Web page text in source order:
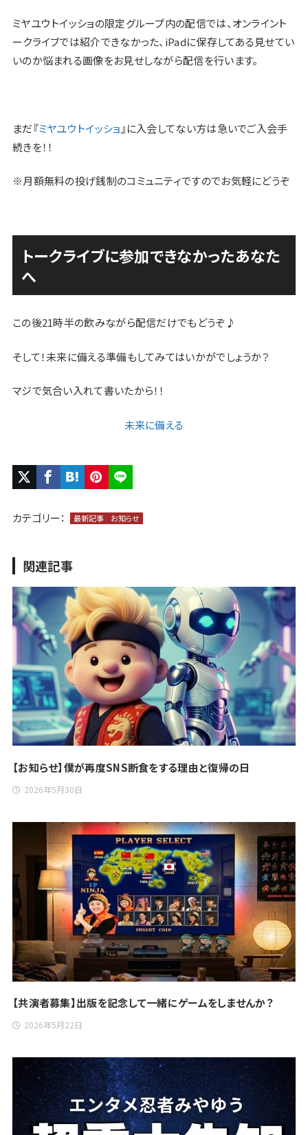
ミヤユウトイッショの限定グループ内の配信では、オンライント
ークライブでは紹介できなかった、iPadに保存してある見せてい
いのか悩まれる画像をお見せしながら配信を行います。
まだ『ミヤユウトイッショ 』に入会してない方は急いでご入会手
続きを！！
※月額無料の投げ銭制のコミュニティですのでお気軽にどうぞ
トークライブに参加できなかったあなた
へ
この後21時半の飲みながら配信だけでもどうぞ♪
そして！未来に備える準備もしてみてはいかがでしょうか？
マジで気合い入れて書いたから！！
未来に備える
カテゴリー： 最新記事 お知らせ
関連記事
【お知らせ】僕が再度SNS断食をする理由と復帰の日
2026年5月30日
【共演者募集】出版を記念して一緒にゲームをしませんか？
2026年5月22日